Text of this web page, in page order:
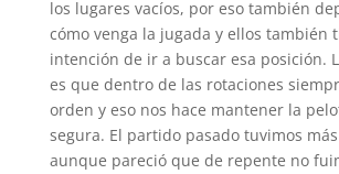
los lugares vacíos, por eso también
cómo venga la jugada y ellos también
intención de ir a buscar esa posición.
es que dentro de las rotaciones
orden y eso nos hace mantener la
segura. El partido pasado tuvimos
aunque pareció que de repente no